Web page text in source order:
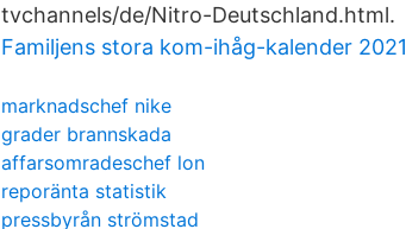
tvchannels/de/Nitro-Deutschland.html.
Familjens stora kom-ihåg-kalender 2021
marknadschef nike
grader brannskada
affarsomradeschef lon
reporänta statistik
pressbyrån strömstad